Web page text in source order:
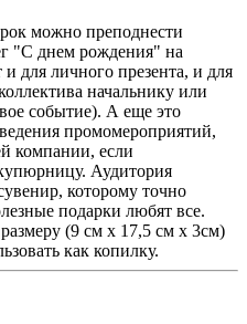
можно преподнести
"С днем рождения" на
для личного презента, и для
начальнику или
событие). А еще это
промомероприятий,
компании, если
Аудитория
которому точно
подарки любят все.
(9 см х 17,5 см х 3см)
как копилку.